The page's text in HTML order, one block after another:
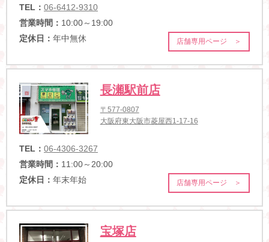
TEL： 06-6412-9310
営業時間： 10:00～19:00
定休日： 年中無休 店舗専用ページ ＞
長瀬駅前店
〒577-0807
大阪府東大阪市菱屋西1-17-16
TEL： 06-4306-3267
営業時間： 11:00～20:00
定休日： 年末年始 店舗専用ページ ＞
宝塚店